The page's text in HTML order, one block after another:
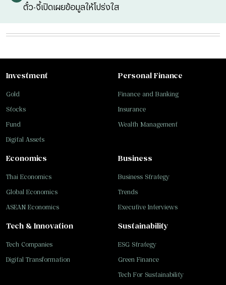
ตั๋ว-จี้เปิดเผยข้อมูลให้โปร่งใส
Investment
Gold
Stocks
Fund
Digital Assets
Personal Finance
Finance and Banking
Insurance
Wealth Management
Business
Business Strategy
Trends
Executive Interviews
Tech & Innovation
Tech Companies
Digital Transformation
Sustainability
ESG Strategy
Green Finance
Tech For Sustainability
Economics
Thai Economics
Global Economics
ASEAN Economics